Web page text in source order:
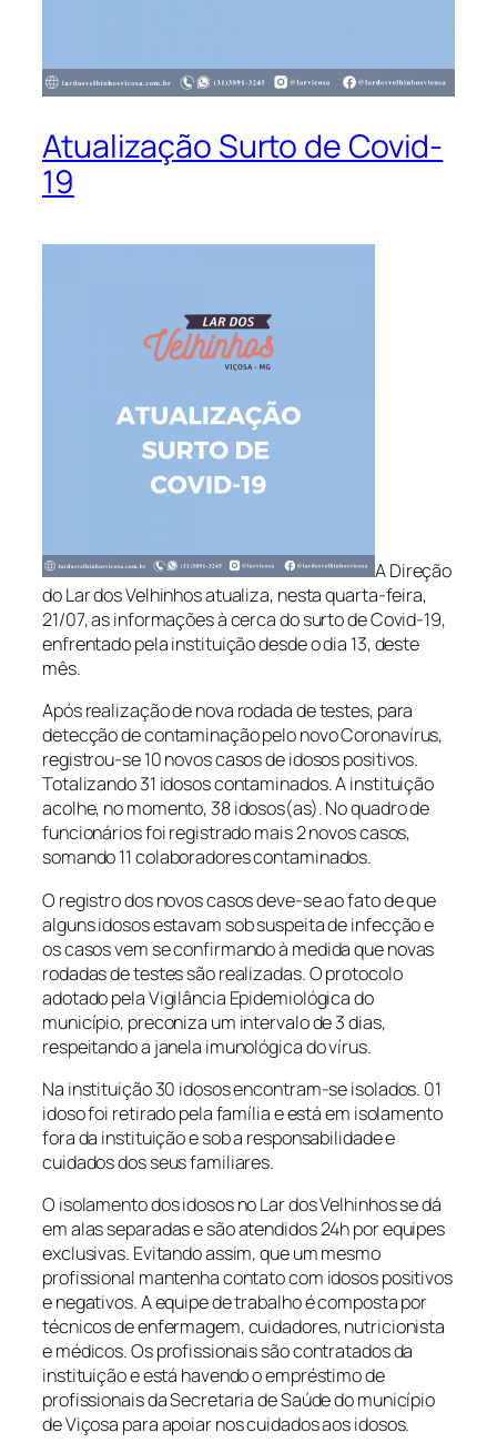
Atualização Surto de Covid-
19
A Direção
do Lar dos Velhinhos atualiza, nesta quarta-feira,
21/07, as informações à cerca do surto de Covid-19,
enfrentado pela instituição desde o dia 13, deste
mês.
Após realização de nova rodada de testes, para
detecção de contaminação pelo novo Coronavírus,
registrou-se 10 novos casos de idosos positivos.
Totalizando 31 idosos contaminados. A instituição
acolhe, no momento, 38 idosos(as). No quadro de
funcionários foi registrado mais 2 novos casos,
somando 11 colaboradores contaminados.
O registro dos novos casos deve-se ao fato de que
alguns idosos estavam sob suspeita de infecção e
os casos vem se confirmando à medida que novas
rodadas de testes são realizadas. O protocolo
adotado pela Vigilância Epidemiológica do
município, preconiza um intervalo de 3 dias,
respeitando a janela imunológica do vírus.
Na instituição 30 idosos encontram-se isolados. 01
idoso foi retirado pela família e está em isolamento
fora da instituição e sob a responsabilidade e
cuidados dos seus familiares.
O isolamento dos idosos no Lar dos Velhinhos se dá
em alas separadas e são atendidos 24h por equipes
exclusivas. Evitando assim, que um mesmo
profissional mantenha contato com idosos positivos
e negativos. A equipe de trabalho é composta por
técnicos de enfermagem, cuidadores, nutricionista
e médicos. Os profissionais são contratados da
instituição e está havendo o empréstimo de
profissionais da Secretaria de Saúde do município
de Viçosa para apoiar nos cuidados aos idosos.